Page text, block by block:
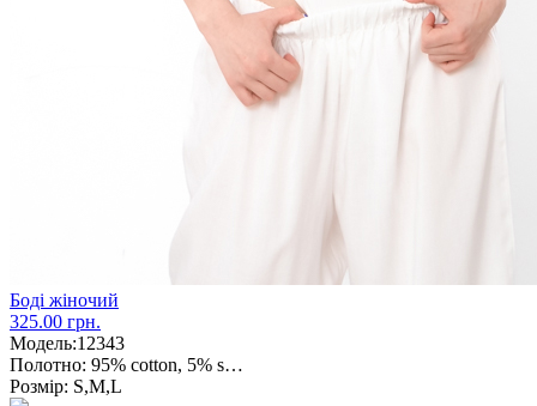
Боді жіночий
325.00 грн.
Модель:12343
Полотно: 95% cotton, 5% s…
Розмір: S,M,L